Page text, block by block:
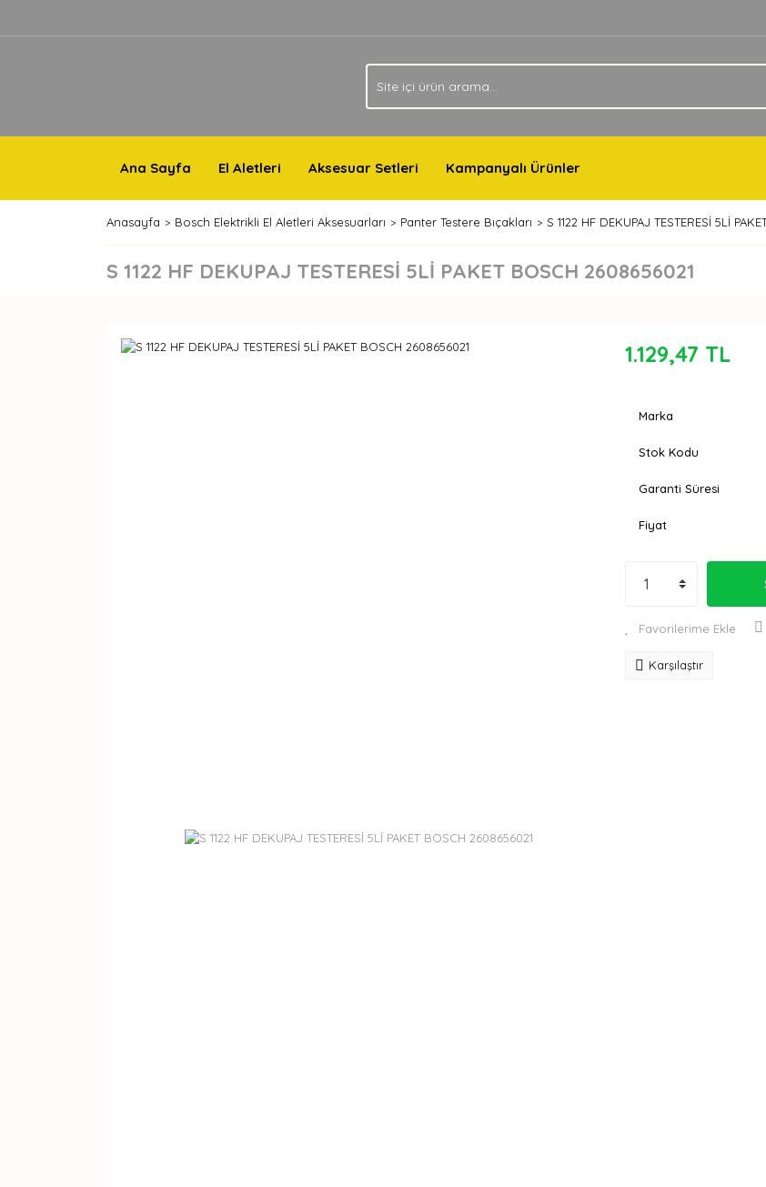
Ana Sayfa El Aletleri Aksesuar Setleri Kampanyalı Ürünler
Anasayfa Bosch Elektrikli El Aletleri Aksesuarları Panter Testere Bıçakları S 1122 HF DEKUPAJ TESTERESİ 5Lİ
S 1122 HF DEKUPAJ TESTERESİ 5Lİ PAKET BOSCH 2608656021
1.129,47 TL
Marka
Stok Kodu
Garanti Süresi
Fiyat
Karşılaştır